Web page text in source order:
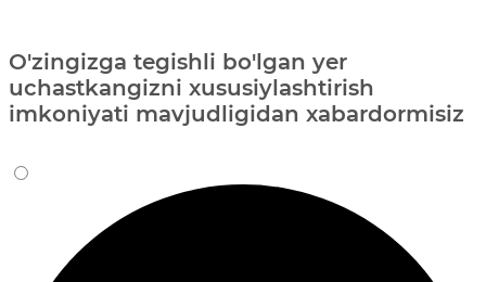
O'zingizga tegishli bo'lgan yer
uchastkangizni xususiylashtirish
imkoniyati mavjudligidan xabardormisiz